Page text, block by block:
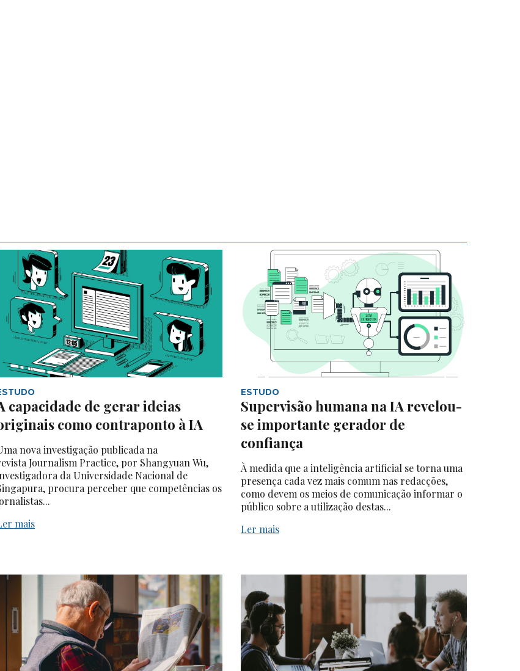
capacidade de gerar ideias
como contraponto à IA
nova investigação publicada na
Journalism Practice, por Shangyuan Wu,
da Universidade Nacional de
procura perceber que competências os
mais
ESTUDO
Supervisão humana na IA revelou-
se importante gerador de
confiança
À medida que a inteligência artificial se torna uma
presença cada vez mais comum nas redacções,
como devem os meios de comunicação informar o
público sobre a utilização destas...
Ler mais